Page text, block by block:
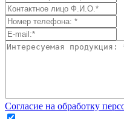
Согласие на обработку